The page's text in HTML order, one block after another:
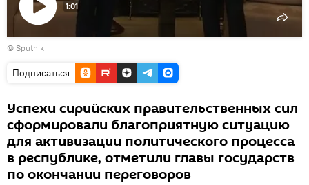
Воспроизвести
видео
1:01
© Sputnik
Подписаться
Успехи сирийских правительственных сил
сформировали благоприятную ситуацию
для активизации политического процесса
в республике, отметили главы государств
по окончании переговоров